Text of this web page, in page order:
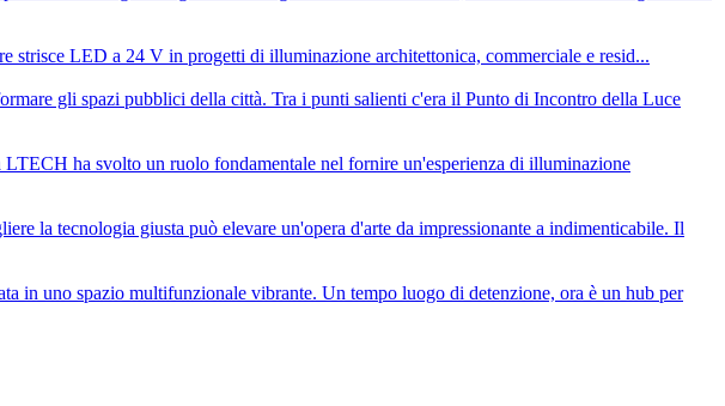
LED a 24 V in progetti di illuminazione architettonica, commerciale e resid...
gli spazi pubblici della città. Tra i punti salienti c'era il Punto di Incontro della Luce
ha svolto un ruolo fondamentale nel fornire un'esperienza di illuminazione
la tecnologia giusta può elevare un'opera d'arte da impressionante a indimenticabile. Il
in uno spazio multifunzionale vibrante. Un tempo luogo di detenzione, ora è un hub per